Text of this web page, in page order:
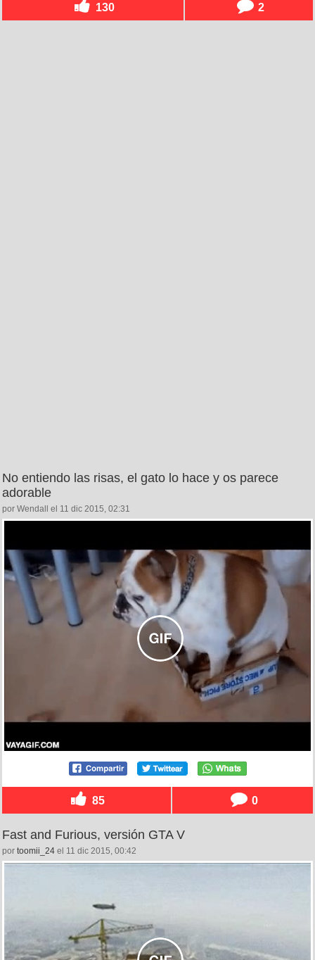
130 2
No entiendo las risas, el gato lo hace y os parece
adorable
por Wendall el 11 dic 2015, 02:31
85 0
Fast and Furious, versión GTA V
por toomii_24 el 11 dic 2015, 00:42